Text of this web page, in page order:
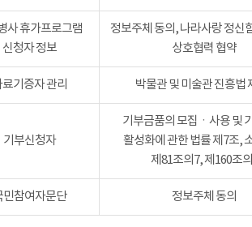
사 휴가프로그램
신청자 정보
정보주체 동의, 나라사랑 정신
상호협력 협약
기증자 관리 박물관 및 미술관 진흥법
기부신청자
기부금품의 모집ㆍ사용 및
활성화에 관한 법률 제7조,
제81조의7, 제160조
민참여자문단 정보주체 동의